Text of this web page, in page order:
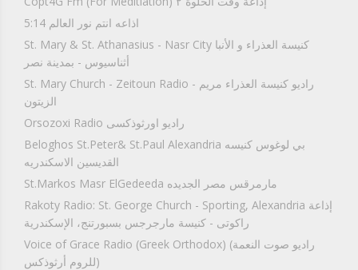
5:14 اذاعه انتم نور العالم
St. Mary & St. Athanasius - Nasr City كنيسة العذراء و الأنبا
أثناسيوس - بمدينة نصر
St. Mary Church - Zeitoun Radio راديو كنيسة العذراء مريم -
الزيتون
Orsozoxi Radio راديو اورثوذكسى
Beloghos St.Peter& St.Paul Alexandria بي لوغوس كنيسه
القديسين الاسكندريه
St.Markos Masr ElGedeeda مارمرقس مصر الجديده
Rakoty Radio: St. George Church - Sporting, Alexandria إذاعة
راكوتى - كنيسة مارجرجس بسبورتنج، الإسكندرية
Voice of Grace Radio (Greek Orthodox) (راديو صوت النعمة
(للروم أرثوذكس